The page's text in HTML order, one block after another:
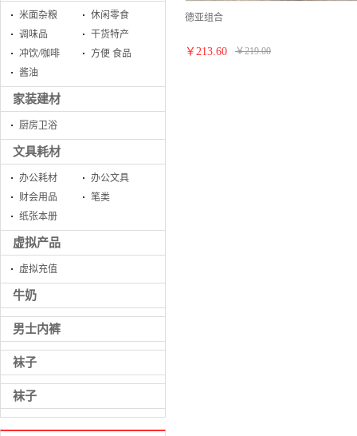
米面杂粮
休闲零食
调味品
干货特产
冲饮/咖啡
方便 食品
酱油
家装建材
厨房卫浴
文具耗材
办公耗材
办公文具
财会用品
笔类
纸张本册
虚拟产品
虚拟充值
牛奶
男士内裤
袜子
袜子
德亚组合
￥ 213.60 ￥219.00